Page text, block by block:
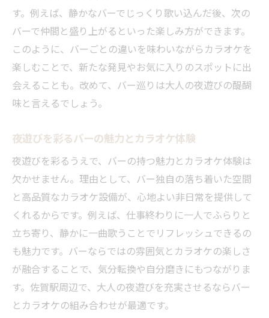
す。例えば、静かなバーでじっくり歌い込んだ後、次の
バーで仲間と盛り上がるといった楽しみ方ができます。
このように、バーごとの違いを味わいながらカラオケを
楽しむことで、新たな発見やお気に入りのスポットに出
会えることも。改めて、バー巡りは大人の夜遊びの醍醐
味と言えるでしょう。
夜遊びを彩るバーの魅力とカラオケ体験
夜遊びを彩るうえで、バーの持つ魅力とカラオケ体験は
欠かせません。理由として、バー独自の落ち着いた空間
と高品質なカラオケ設備が、心地よい非日常を提供して
くれるからです。例えば、仕事終わりに一人でふらりと
立ち寄り、静かに一曲歌うことでリフレッシュできるの
も魅力です。バーならではの雰囲気とカラオケの楽しさ
が融合することで、気分転換や自分磨きにもつながりま
す。佐賀駅周辺で、大人の夜遊びを充実させるならバー
とカラオケの組み合わせが最適です。